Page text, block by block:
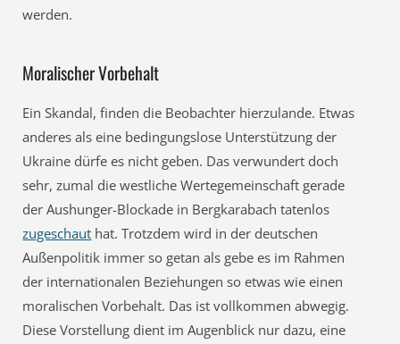
werden.
Moralischer Vorbehalt
Ein Skandal, finden die Beobachter hierzulande. Etwas
anderes als eine bedingungslose Unterstützung der
Ukraine dürfe es nicht geben. Das verwundert doch
sehr, zumal die westliche Wertegemeinschaft gerade
der Aushunger-Blockade in Bergkarabach tatenlos
zugeschaut hat. Trotzdem wird in der deutschen
Außenpolitik immer so getan als gebe es im Rahmen
der internationalen Beziehungen so etwas wie einen
moralischen Vorbehalt. Das ist vollkommen abwegig.
Diese Vorstellung dient im Augenblick nur dazu, eine